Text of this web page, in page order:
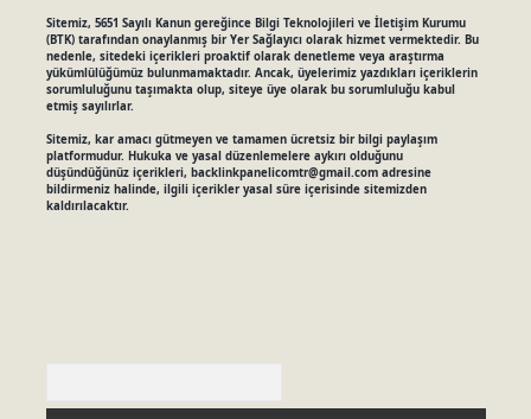
Sitemiz, 5651 Sayılı Kanun gereğince Bilgi Teknolojileri ve İletişim Kurumu
(BTK) tarafından onaylanmış bir Yer Sağlayıcı olarak hizmet vermektedir. Bu
nedenle, sitedeki içerikleri proaktif olarak denetleme veya araştırma
yükümlülüğümüz bulunmamaktadır. Ancak, üyelerimiz yazdıkları içeriklerin
sorumluluğunu taşımakta olup, siteye üye olarak bu sorumluluğu kabul
etmiş sayılırlar.
Sitemiz, kar amacı gütmeyen ve tamamen ücretsiz bir bilgi paylaşım
platformudur. Hukuka ve yasal düzenlemelere aykırı olduğunu
düşündüğünüz içerikleri, backlinkpanelicomtr@gmail.comadresine
bildirmeniz halinde, ilgili içerikler yasal süre içerisinde sitemizden
kaldırılacaktır.